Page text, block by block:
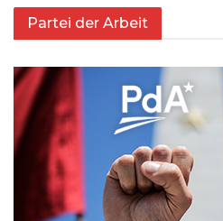
Partei der Arbeit